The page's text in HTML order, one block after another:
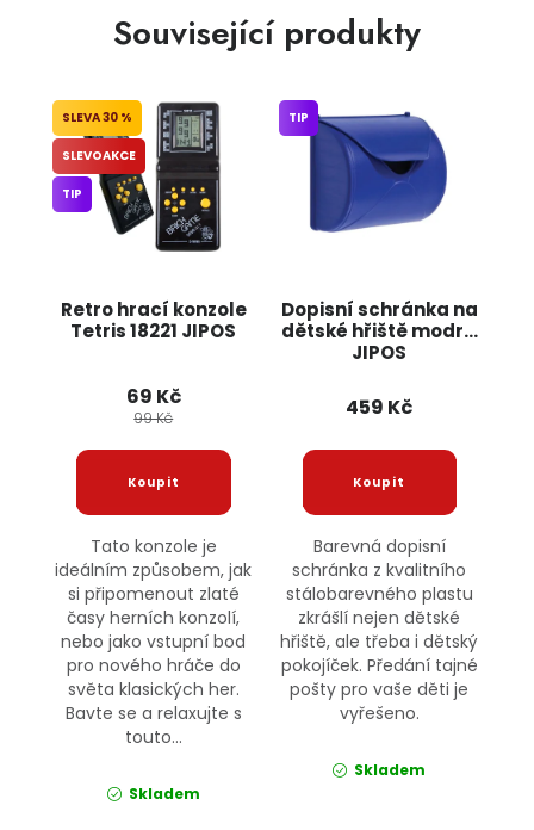
Související produkty
Retro hrací konzole
Tetris 18221 JIPOS
30 %
SLEVOAKCE
TIP
69 Kč
99 Kč
Tato konzole je
ideálním způsobem, jak
si připomenout zlaté
časy herních konzolí,
nebo jako vstupní bod
pro nového hráče do
světa klasických her.
Bavte se a relaxujte s
touto...
Skladem
Dopisní schránka na
dětské hřiště modrá
JIPOS
TIP
459 Kč
Barevná dopisní
schránka z kvalitního
stálobarevného plastu
zkrášlí nejen dětské
hřiště, ale třeba i dětský
pokojíček. Předání tajné
pošty pro vaše děti je
vyřešeno.
Skladem